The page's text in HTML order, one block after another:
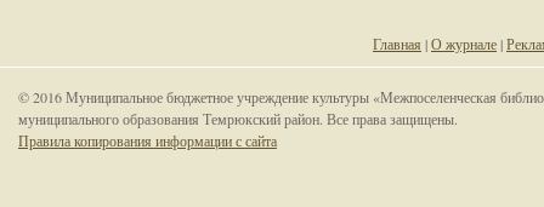
Главная |О журнале|
© 2016 Муниципальное бюджетное учреждение культуры «Межпоселенческая
муниципального образования Темрюкский район. Все права защищены.
Правила копирования информации с сайта